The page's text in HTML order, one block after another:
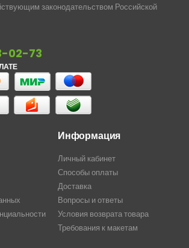
законодательством Российской
02-73
Информация
Личный кабинет
Способы оплаты
Доставка
Вопросы и ответы
Условия возврата товара
Требования к макетам